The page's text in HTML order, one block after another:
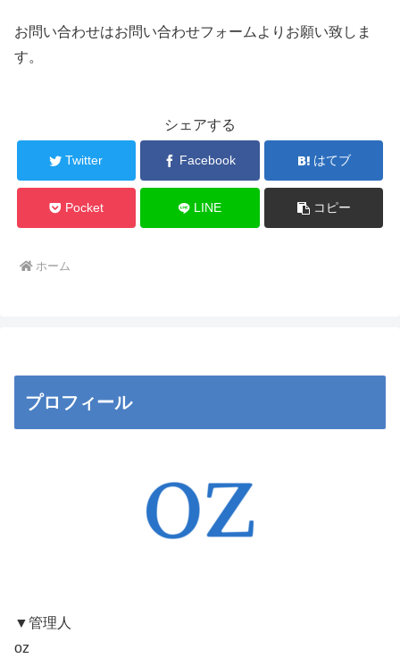
お問い合わせはお問い合わせフォームよりお願い致しま
す。
シェアする
Twitter Facebook はてブ
Pocket LINE コピー
ホーム
プロフィール
▼管理人
oz